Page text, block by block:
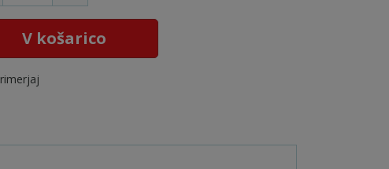
V košarico